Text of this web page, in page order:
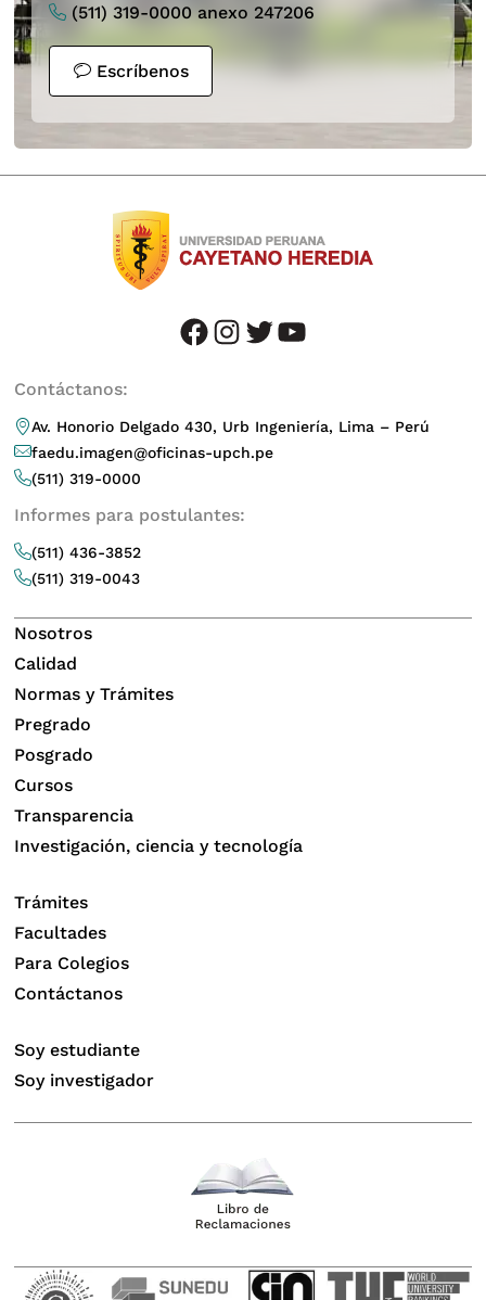
(511) 319-0000 anexo 247206
Escríbenos
facebook instagram twitter youtube
Contáctanos:
Av. Honorio Delgado 430, Urb Ingeniería, Lima – Perú
faedu.imagen@oficinas-upch.pe
(511) 319-0000
Informes para postulantes:
(511) 436-3852
(511) 319-0043
Nosotros
Calidad
Normas y Trámites
Pregrado
Posgrado
Cursos
Transparencia
Investigación, ciencia y tecnología
Trámites
Facultades
Para Colegios
Contáctanos
Soy estudiante
Soy investigador